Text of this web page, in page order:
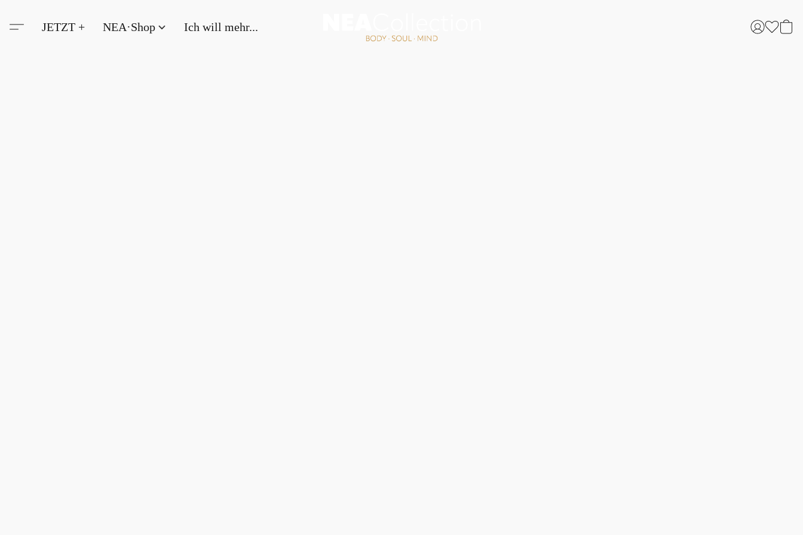
JETZT + NEA·Shop Ich will mehr...